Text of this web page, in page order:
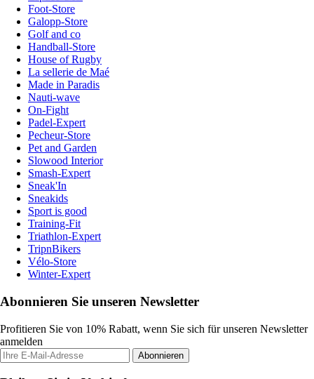
Foot-Store
Galopp-Store
Golf and co
Handball-Store
House of Rugby
La sellerie de Maé
Made in Paradis
Nauti-wave
On-Fight
Padel-Expert
Pecheur-Store
Pet and Garden
Slowood Interior
Smash-Expert
Sneak'In
Sneakids
Sport is good
Training-Fit
Triathlon-Expert
TripnBikers
Vélo-Store
Winter-Expert
Abonnieren Sie unseren Newsletter
Profitieren Sie von 10% Rabatt, wenn Sie sich für unseren Newsletter
anmelden
Abonnieren